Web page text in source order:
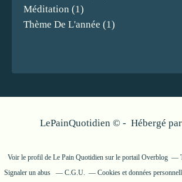
Méditation (1)
Thème De L'année (1)
LePainQuotidien © - Hébergé par
Voir le profil de Le Pain Quotidiensur le portail Overblog
Signaler un abus
C.G.U. Cookies et données